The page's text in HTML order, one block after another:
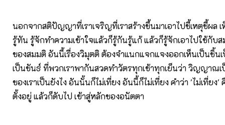
นอกจากสติปัญญาที่เราเจริญที่เราสร้างขึ้นมาเอาไปชี้เหตุชี้ผล เ
รู้ทัน รู้จักทำความเข้าใจแล้วก็รู้กันรู้แก้ แล้วก็รู้จักเอาไปใช้กับ
ของสมมติ อันนี้เรื่องวิมุตติ ต้องจำแนกแจกแจงออกเห็นเป็นชิ้น
เป็นขันธ์ ที่พวกเราพากันสวดทำวัตรทุกเช้าทุกเย็นว่า วิญญาณเ
ของเราเป็นยังไง อันนั้นก็ไม่เที่ยง อันนี้ก็ไม่เที่ยง คำว่า 'ไม่เที่ยง'
ตั้งอยู่ แล้วก็ดับไป เข้าสู่หลักของอนัตตา